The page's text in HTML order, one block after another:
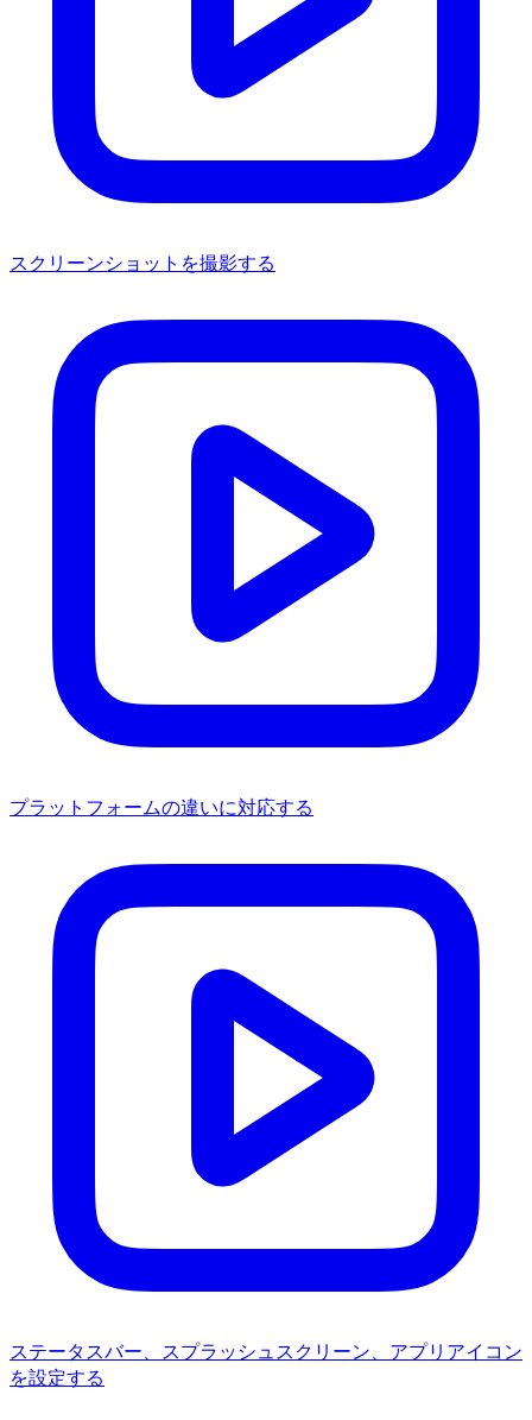
スクリーンショットを撮影する
プラットフォームの違いに対応する
ステータスバー、スプラッシュスクリーン、アプリアイコン
を設定する